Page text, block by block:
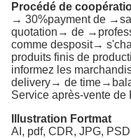
Procédé de
→ 30%payment de
quotation→ de
comme desposit→
produits finis de
informez les
delivery→ de
Service après-vente
Illustration Fortmat
AI, pdf, CDR, JPG,